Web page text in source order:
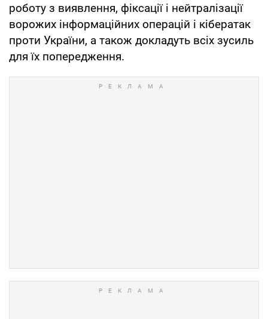
роботу з виявлення, фіксації і нейтралізації
ворожих інформаційних операцій і кібератак
проти України, а також докладуть всіх зусиль
для їх попередження.